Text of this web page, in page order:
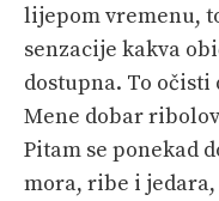
lijepom vremenu,
senzacije kakva
dostupna. To
Mene dobar
Pitam se ponekad
mora, ribe i